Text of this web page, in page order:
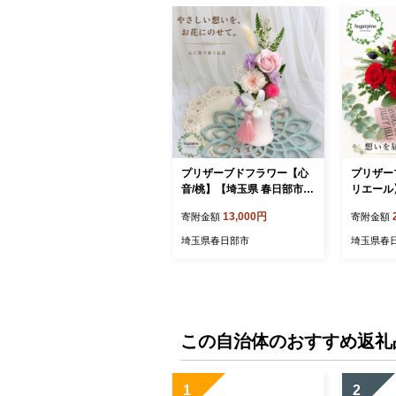
プリザーブドフラワー【心
音/桃】【埼玉県 春日部市
ンジ ピンク 花ギフト イン
テリア】(AJ013-1)
寄附金額 13,000円
埼玉県春日部市
プリザ
リエー
ズ 赤バ
エレガン
寄附金額
埼玉県春
この自治体のおすすめ返
1 2